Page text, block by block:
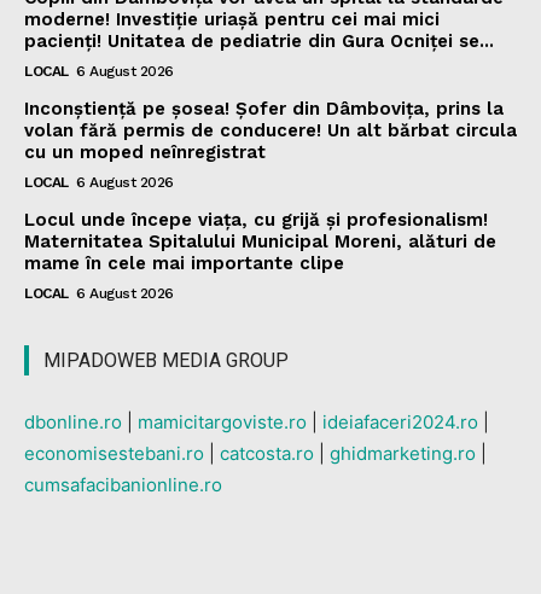
moderne! Investiție uriașă pentru cei mai mici
pacienți! Unitatea de pediatrie din Gura Ocniței se...
LOCAL 6 August 2026
Inconștiență pe șosea! Șofer din Dâmbovița, prins la
volan fără permis de conducere! Un alt bărbat circula
cu un moped neînregistrat
LOCAL 6 August 2026
Locul unde începe viața, cu grijă și profesionalism!
Maternitatea Spitalului Municipal Moreni, alături de
mame în cele mai importante clipe
LOCAL 6 August 2026
MIPADOWEB MEDIA GROUP
dbonline.ro mamicitargoviste.ro ideiafaceri2024.ro
economisestebani.ro
catcosta.ro ghidmarketing.ro
cumsafacibanionline.ro